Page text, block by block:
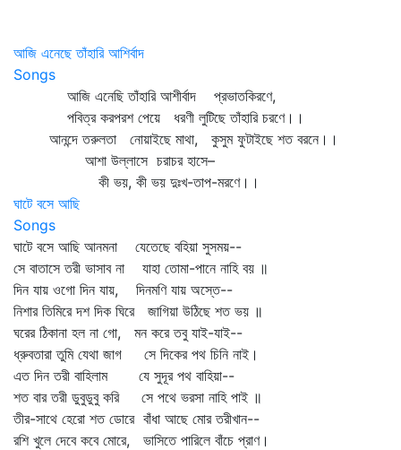
আজি এনেছে তাঁহারি আশির্বাদ
Songs
আজি এনেছি তাঁহারি আশীর্বাদ প্রভাতকিরণে,
পবিত্র করপরশ পেয়ে ধরণী লুটিছে তাঁহারি চরণে।।
আনন্দে তরুলতা নোয়াইছে মাথা, কুসুম ফুটাইছে শত বরনে।।
আশা উল্লাসে চরাচর হাসে–
কী ভয়, কী ভয় দুঃখ-তাপ-মরণে।।
ঘাটে বসে আছি
Songs
ঘাটে বসে আছি আনমনা যেতেছে বহিয়া সুসময়--
সে বাতাসে তরী ভাসাব না যাহা তোমা-পানে নাহি বয় ॥
দিন যায় ওগো দিন যায়, দিনমণি যায় অস্তে--
নিশার তিমিরে দশ দিক ঘিরে জাগিয়া উঠিছে শত ভয় ॥
ঘরের ঠিকানা হল না গো, মন করে তবু যাই-যাই--
ধ্রুবতারা তুমি যেথা জাগ সে দিকের পথ চিনি নাই।
এত দিন তরী বাহিলাম যে সুদূর পথ বাহিয়া--
শত বার তরী ডুবুডুবু করি সে পথে ভরসা নাহি পাই ॥
তীর-সাথে হেরো শত ডোরে বাঁধা আছে মোর তরীখান--
রশি খুলে দেবে কবে মোরে, ভাসিতে পারিলে বাঁচে প্রাণ।